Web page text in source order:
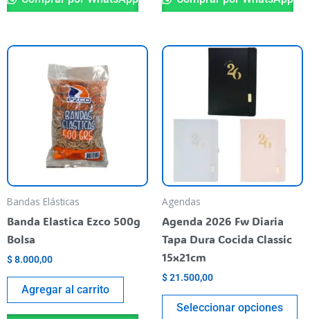
Bandas Elásticas
Banda Elastica Ezco 500g
Bolsa
$8.000,00
Agregar al carrito
Agendas
Agenda 2026 Fw Diaria
Tapa Dura Cocida Classic
15x21cm
$21.500,00
Seleccionar opciones
se